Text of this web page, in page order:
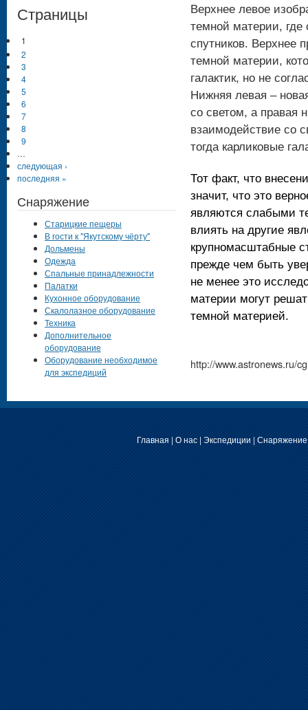
Верхнее левое
темной материи, где
спутников. Верхнее
темной материи,
галактик, но не
Нижняя левая –
со светом, а правая
взаимодействие со
тогда карликовые
Тот факт, что
значит, что это
являются слабыми
влиять на другие
крупномасштабные
прежде чем быть
не менее это
материи могут
темной материей.
http://www.astronews.ru/
Страницы
1
2
3
4
5
6
7
8
9
…
следующая ›
последняя »
Снаряжение
Старицкие пещеры
В гости к "Якутскому чёрту"
Дольмены
Одежда
Спальные принадлежности
Палатки
Кухонное оборудование
Скалолазное оборудование
Техника
Дополнительное
оборудование
Оборудование необходимое
для экспедиций
Главная | О нас| Экспедиции | Снаряжение